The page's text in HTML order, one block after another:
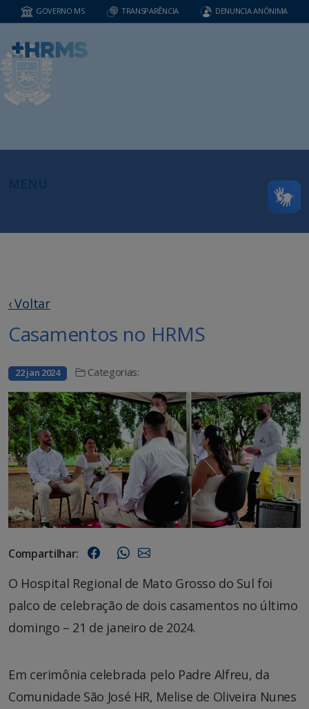
GOVERNO MS TRANSPARÊNCIA DENUNCIA ANÔNIMA
‹ Voltar
Casamentos no HRMS
22 jan 2024 Categorias:
Compartilhar:
O Hospital Regional de Mato Grosso do Sul foi
palco de celebração de dois casamentos no último
domingo – 21 de janeiro de 2024.
Em cerimônia celebrada pelo Padre Alfreu, da
Comunidade São José HR, Melise de Oliveira Nunes